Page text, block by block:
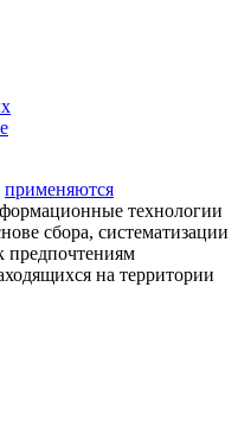
применяются
технологии
сбора, систематизации
предпочтениям
на территории